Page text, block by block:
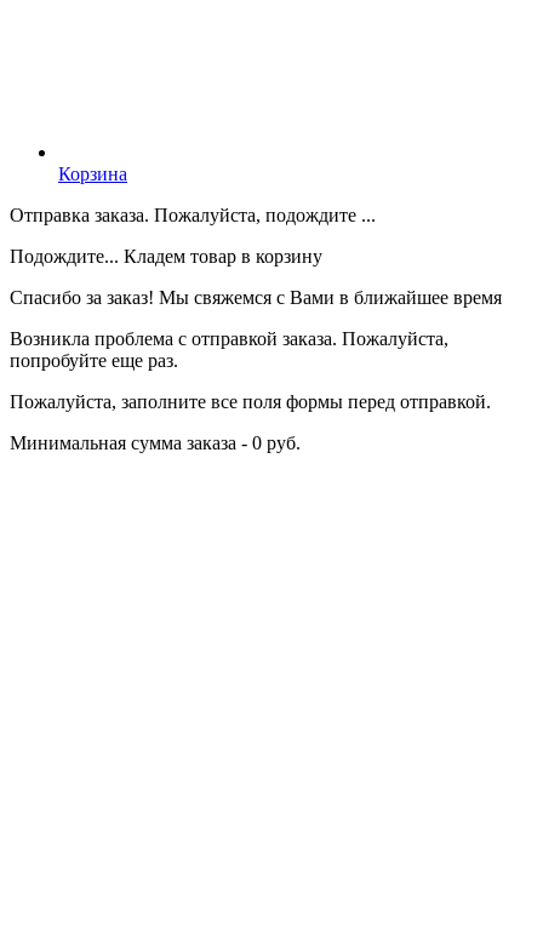
Корзина
Отправка заказа. Пожалуйста, подождите ...
Подождите... Кладем товар в корзину
Спасибо за заказ! Мы свяжемся с Вами в ближайшее время
Возникла проблема с отправкой заказа. Пожалуйста,
попробуйте еще раз.
Пожалуйста, заполните все поля формы перед отправкой.
Минимальная сумма заказа - 0 руб.